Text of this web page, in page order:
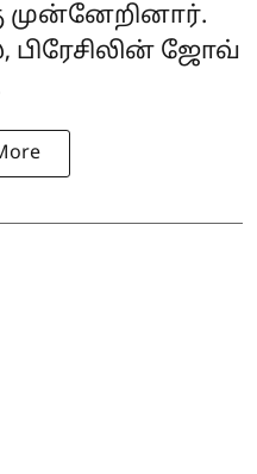
முன்னேறினார்.
பிரேசிலின் ஜோவ்